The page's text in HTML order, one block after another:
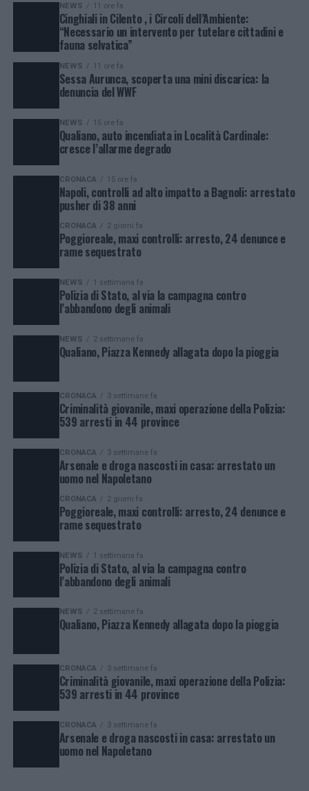
NEWS 11 ore fa
Cinghiali in Cilento , i Circoli dell’Ambiente:
“Necessario un intervento per tutelare cittadini e
fauna selvatica”
NEWS 11 ore fa
Sessa Aurunca, scoperta una mini discarica: la
denuncia del WWF
NEWS 15 ore fa
Qualiano, auto incendiata in Località Cardinale:
cresce l’allarme degrado
CRONACA 15 ore fa
Napoli, controlli ad alto impatto a Bagnoli: arrestato
pusher di 38 anni
CRONACA 2 giorni fa
Poggioreale, maxi controlli: arresto, 24 denunce e
rame sequestrato
NEWS 1 settimana fa
Polizia di Stato, al via la campagna contro
l’abbandono degli animali
NEWS 2 settimane fa
Qualiano, Piazza Kennedy allagata dopo la pioggia
CRONACA 3 settimane fa
Criminalità giovanile, maxi operazione della Polizia:
539 arresti in 44 province
CRONACA 3 settimane fa
Arsenale e droga nascosti in casa: arrestato un
uomo nel Napoletano
CRONACA 2 giorni fa
Poggioreale, maxi controlli: arresto, 24 denunce e
rame sequestrato
NEWS 1 settimana fa
Polizia di Stato, al via la campagna contro
l’abbandono degli animali
NEWS 2 settimane fa
Qualiano, Piazza Kennedy allagata dopo la pioggia
CRONACA 3 settimane fa
Criminalità giovanile, maxi operazione della Polizia:
539 arresti in 44 province
CRONACA 3 settimane fa
Arsenale e droga nascosti in casa: arrestato un
uomo nel Napoletano